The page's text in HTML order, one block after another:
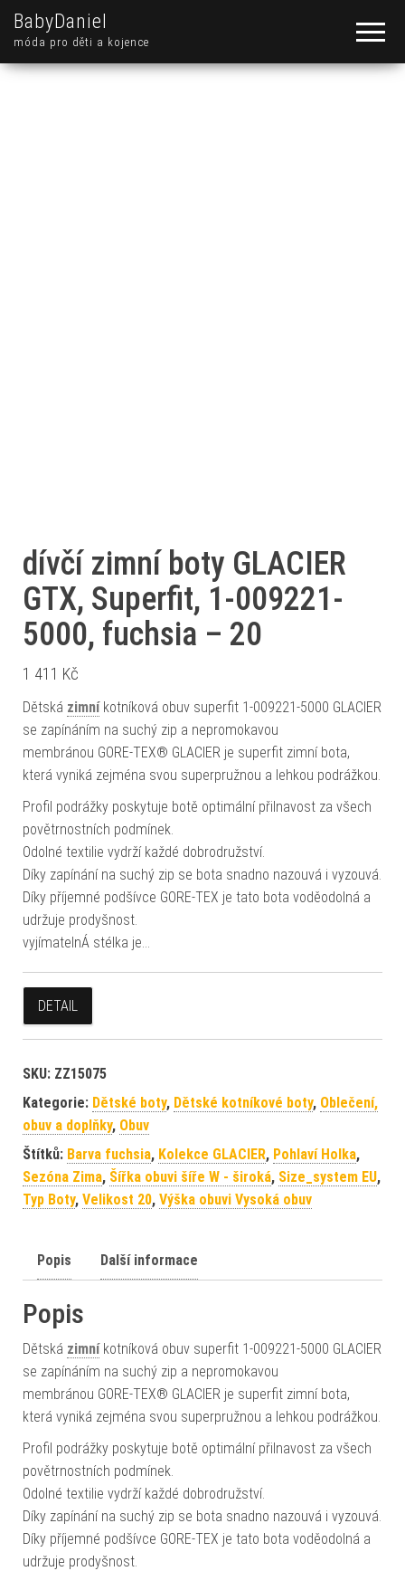
BabyDaniel
móda pro děti a kojence
dívčí zimní boty GLACIER
GTX, Superfit, 1-009221-
5000, fuchsia – 20
1 411 Kč
Dětská zimníkotníková obuv superfit 1-009221-5000 GLACIER
se zapínáním na suchý zip a nepromokavou
membránou GORE-TEX® GLACIER je superfit zimní bota,
která vyniká zejména svou superpružnou a lehkou podrážkou.
Profil podrážky poskytuje botě optimální přilnavost za všech
povětrnostních podmínek.
Odolné textilie vydrží každé dobrodružství.
Díky zapínání na suchý zip se bota snadno nazouvá i vyzouvá.
Díky příjemné podšívce GORE-TEX je tato bota voděodolná a
udržuje prodyšnost.
vyjímatelnÁ stélka je…
DETAIL
SKU: ZZ15075
Kategorie: Dětské boty, Dětské kotníkové boty, Oblečení,
obuv a doplňky, Obuv
Štítků: Barva fuchsia, Kolekce GLACIER, Pohlaví Holka,
Sezóna Zima, Šířka obuvi šíře W - široká, Size_system EU,
Typ Boty, Velikost 20, Výška obuvi Vysoká obuv
Popis Další informace
Popis
Dětská zimníkotníková obuv superfit 1-009221-5000 GLACIER
se zapínáním na suchý zip a nepromokavou
membránou GORE-TEX® GLACIER je superfit zimní bota,
která vyniká zejména svou superpružnou a lehkou podrážkou.
Profil podrážky poskytuje botě optimální přilnavost za všech
povětrnostních podmínek.
Odolné textilie vydrží každé dobrodružství.
Díky zapínání na suchý zip se bota snadno nazouvá i vyzouvá.
Díky příjemné podšívce GORE-TEX je tato bota voděodolná a
udržuje prodyšnost.